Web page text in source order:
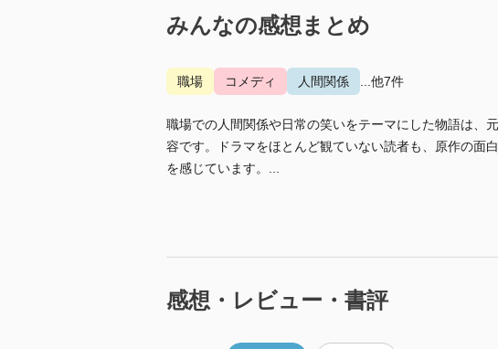
みんなの感想まとめ
職場 コメディ 人間関係 ...他7件
職場での人間関係や日常の笑いをテーマにした物語は、
容です。ドラマをほとんど観ていない読者も、原作の面
を感じています。...
感想・レビュー・書評